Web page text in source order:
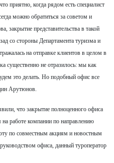
приятно, когда рядом есть специалист
можно обратиться за советом и
представительства в такой
со стороны Департамента туризма и
на отправке клиентов в целом в
существенно не отразилось: мы как
это делать. Но подобный офис все
Арутюнов.
что закрытие полноценного офиса
работе компании по направлению
по совместным акциям и новостным
офиса, данный туроператор